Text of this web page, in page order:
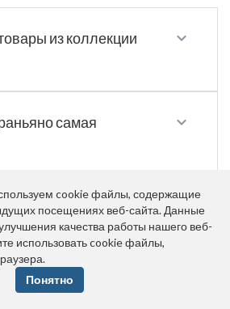
из коллекции
самая
популярная в
коллекции Граньяно
cookie файлы, содержащие
посещениях веб-сайта. Данные
качества работы нашего веб-
использовать cookie файлы,
Понятно